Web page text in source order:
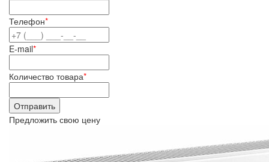
Телефон*
E-mail*
Количество товара*
Предложить свою цену